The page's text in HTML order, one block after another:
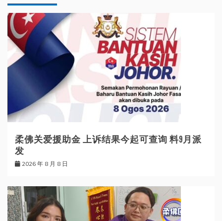
柔佛关爱援助金 上诉结果今起可查询 料9月派
发
2026 年 8 月 8 日